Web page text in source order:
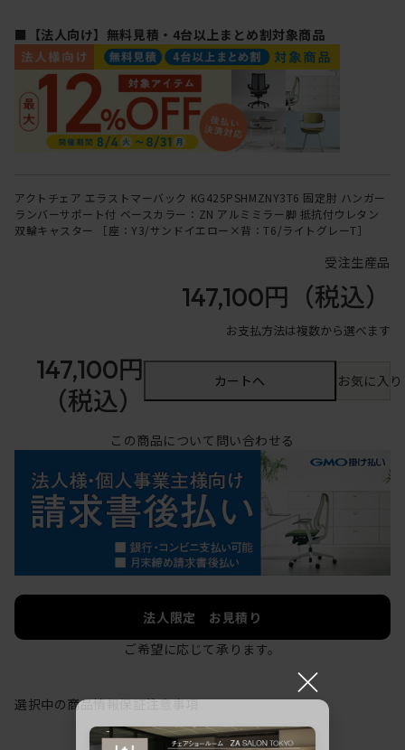
■【法人向け】無料見積・4台以上まとめ割対象商品
アクトチェア エラストマーバック KG425PSHMZNY3T6 固定肘 ハンガー
ランバーサポート付 ベースカラー：ZN アルミミラー脚 抵抗付ウレタン
双輪キャスター ［座：Y3/サンドイエロー×背：T6/ライトグレーT］
受注生産品
147,100円 （税込）
お支払方法は複数から選べます
147,100円
（税込）
カートへ お気に入
この商品について問い合わせる
法人限定 お見積り
ご希望に応じて承ります。
選択中の商品情報保証注意事項
×